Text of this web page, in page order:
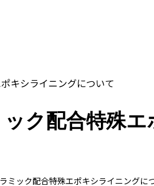
キシライニングについて
ック配合特殊
ック配合特殊エポキシライニングに